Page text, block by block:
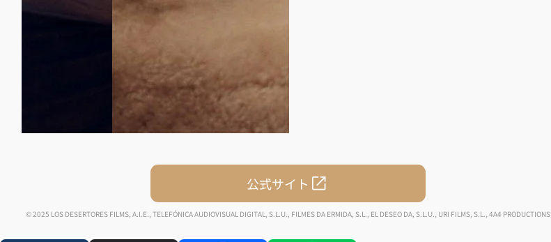
公式サイト
© 2025 LOS DESERTORES FILMS, A.I.E., TELEFÓNICA AUDIOVISUAL DIGITAL, S.L.U., FILMES DA ERMIDA, S.L., EL DESEO DA, S.L.U., URI FILMS, S.L., 4A4 PRODUCTIONS